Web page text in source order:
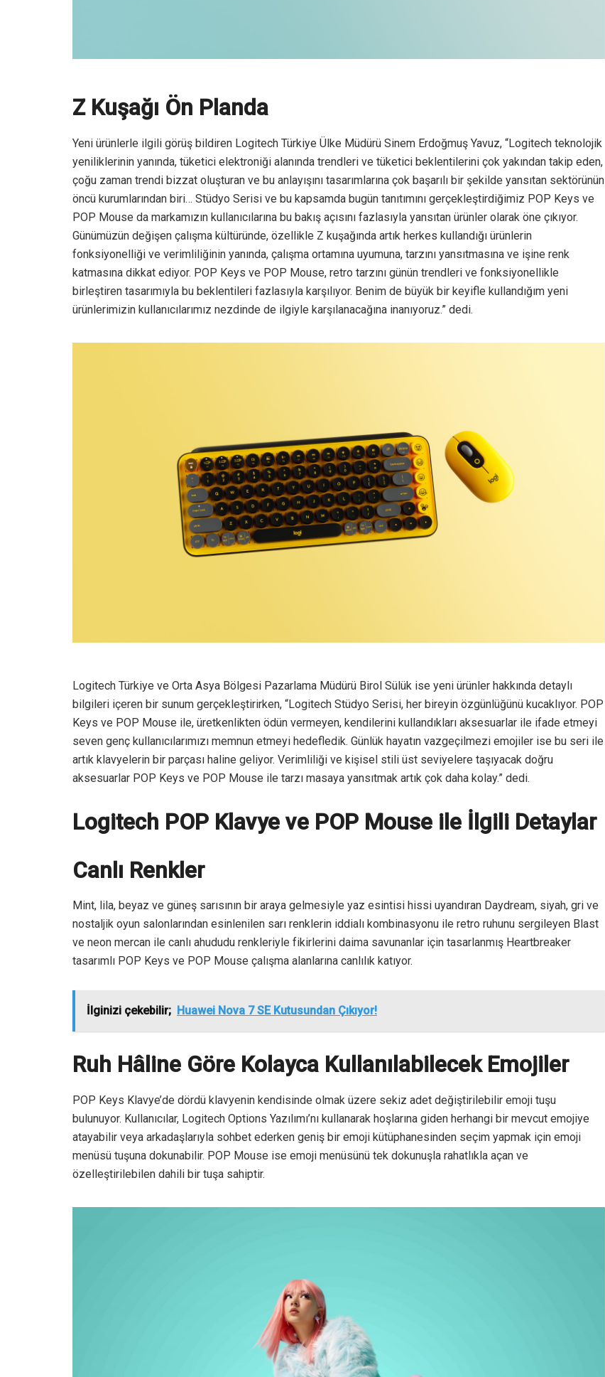
Z Kuşağı Ön Planda
Yeni ürünlerle ilgili görüş bildiren Logitech Türkiye Ülke Müdürü Sinem Erdoğmuş Yavuz, “Logitech teknolojik
yeniliklerinin yanında, tüketici elektroniği alanında trendleri ve tüketici beklentilerini çok yakından takip eden,
çoğu zaman trendi bizzat oluşturan ve bu anlayışını tasarımlarına çok başarılı bir şekilde yansıtan sektörünün
öncü kurumlarından biri… Stüdyo Serisi ve bu kapsamda bugün tanıtımını gerçekleştirdiğimiz POP Keys ve
POP Mouse da markamızın kullanıcılarına bu bakış açısını fazlasıyla yansıtan ürünler olarak öne çıkıyor.
Günümüzün değişen çalışma kültüründe, özellikle Z kuşağında artık herkes kullandığı ürünlerin
fonksiyonelliği ve verimliliğinin yanında, çalışma ortamına uyumuna, tarzını yansıtmasına ve işine renk
katmasına dikkat ediyor. POP Keys ve POP Mouse, retro tarzını günün trendleri ve fonksiyonellikle
birleştiren tasarımıyla bu beklentileri fazlasıyla karşılıyor. Benim de büyük bir keyifle kullandığım yeni
ürünlerimizin kullanıcılarımız nezdinde de ilgiyle karşılanacağına inanıyoruz.” dedi.
Logitech Türkiye ve Orta Asya Bölgesi Pazarlama Müdürü Birol Sülük ise yeni ürünler hakkında detaylı
bilgileri içeren bir sunum gerçekleştirirken, “Logitech Stüdyo Serisi, her bireyin özgünlüğünü kucaklıyor. POP
Keys ve POP Mouse ile, üretkenlikten ödün vermeyen, kendilerini kullandıkları aksesuarlar ile ifade etmeyi
seven genç kullanıcılarımızı memnun etmeyi hedefledik. Günlük hayatın vazgeçilmezi emojiler ise bu seri ile
artık klavyelerin bir parçası haline geliyor. Verimliliği ve kişisel stili üst seviyelere taşıyacak doğru
aksesuarlar POP Keys ve POP Mouse ile tarzı masaya yansıtmak artık çok daha kolay.” dedi.
Logitech POP Klavye ve POP Mouse ile İlgili Detaylar
Canlı Renkler
Mint, lila, beyaz ve güneş sarısının bir araya gelmesiyle yaz esintisi hissi uyandıran Daydream, siyah, gri ve
nostaljik oyun salonlarından esinlenilen sarı renklerin iddialı kombinasyonu ile retro ruhunu sergileyen Blast
ve neon mercan ile canlı ahududu renkleriyle fikirlerini daima savunanlar için tasarlanmış Heartbreaker
tasarımlı POP Keys ve POP Mouse çalışma alanlarına canlılık katıyor.
İlginizi çekebilir; Huawei Nova 7 SE Kutusundan Çıkıyor!
Ruh Hâline Göre Kolayca Kullanılabilecek Emojiler
POP Keys Klavye’de dördü klavyenin kendisinde olmak üzere sekiz adet değiştirilebilir emoji tuşu
bulunuyor. Kullanıcılar, Logitech Options Yazılımı’nı kullanarak hoşlarına giden herhangi bir mevcut emojiye
atayabilir veya arkadaşlarıyla sohbet ederken geniş bir emoji kütüphanesinden seçim yapmak için emoji
menüsü tuşuna dokunabilir. POP Mouse ise emoji menüsünü tek dokunuşla rahatlıkla açan ve
özelleştirilebilen dahili bir tuşa sahiptir.